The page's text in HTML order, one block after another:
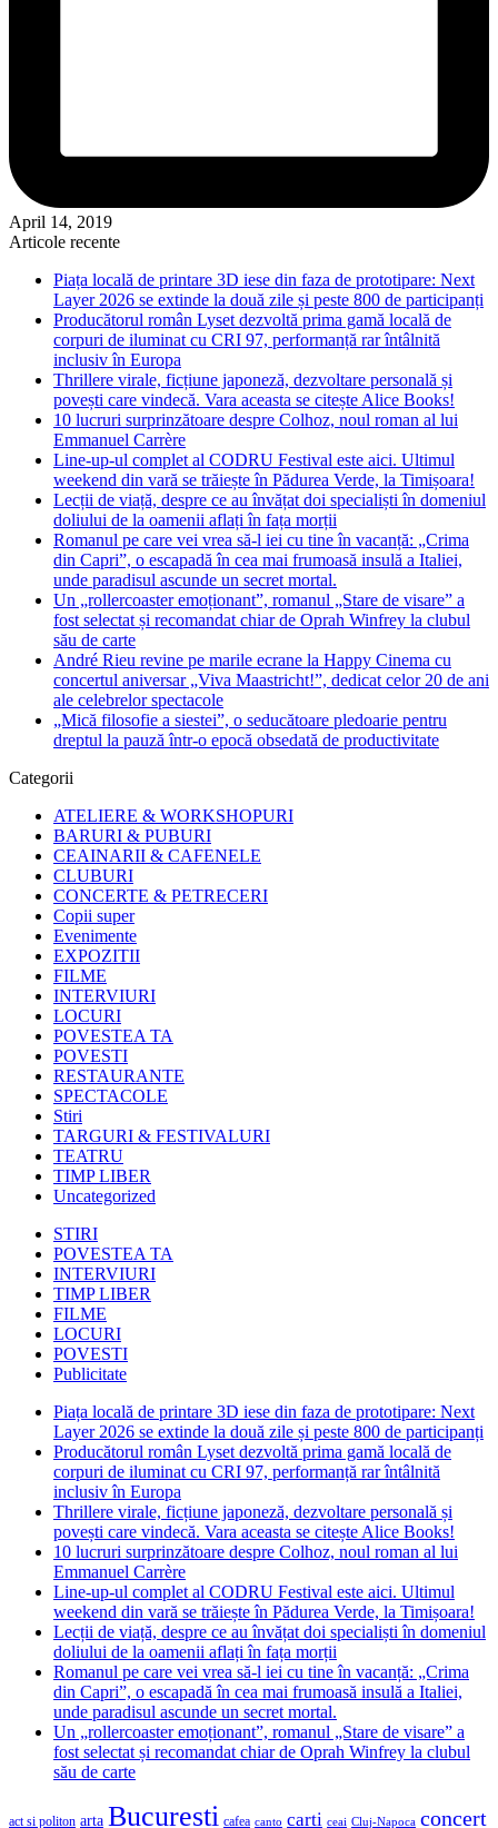
April 14, 2019
Articole recente
Piața locală de printare 3D iese din faza de prototipare: Next
Layer 2026 se extinde la două zile și peste 800 de participanți
Producătorul român Lyset dezvoltă prima gamă locală de
corpuri de iluminat cu CRI 97, performanță rar întâlnită
inclusiv în Europa
Thrillere virale, ficțiune japoneză, dezvoltare personală și
povești care vindecă. Vara aceasta se citește Alice Books!
10 lucruri surprinzătoare despre Colhoz, noul roman al lui
Emmanuel Carrère
Line-up-ul complet al CODRU Festival este aici. Ultimul
weekend din vară se trăiește în Pădurea Verde, la Timișoara!
Lecții de viață, despre ce au învățat doi specialiști în domeniul
doliului de la oamenii aflați în fața morții
Romanul pe care vei vrea să-l iei cu tine în vacanță: „Crima
din Capri”, o escapadă în cea mai frumoasă insulă a Italiei,
unde paradisul ascunde un secret mortal.
Un „rollercoaster emoționant”, romanul „Stare de visare” a
fost selectat și recomandat chiar de Oprah Winfrey la clubul
său de carte
André Rieu revine pe marile ecrane la Happy Cinema cu
concertul aniversar „Viva Maastricht!”, dedicat celor 20 de ani
ale celebrelor spectacole
„Mică filosofie a siestei”, o seducătoare pledoarie pentru
dreptul la pauză într-o epocă obsedată de productivitate
Categorii
ATELIERE & WORKSHOPURI
BARURI & PUBURI
CEAINARII & CAFENELE
CLUBURI
CONCERTE & PETRECERI
Copii super
Evenimente
EXPOZITII
FILME
INTERVIURI
LOCURI
POVESTEA TA
POVESTI
RESTAURANTE
SPECTACOLE
Stiri
TARGURI & FESTIVALURI
TEATRU
TIMP LIBER
Uncategorized
STIRI
POVESTEA TA
INTERVIURI
TIMP LIBER
FILME
LOCURI
POVESTI
Publicitate
Piața locală de printare 3D iese din faza de prototipare: Next
Layer 2026 se extinde la două zile și peste 800 de participanți
Producătorul român Lyset dezvoltă prima gamă locală de
corpuri de iluminat cu CRI 97, performanță rar întâlnită
inclusiv în Europa
Thrillere virale, ficțiune japoneză, dezvoltare personală și
povești care vindecă. Vara aceasta se citește Alice Books!
10 lucruri surprinzătoare despre Colhoz, noul roman al lui
Emmanuel Carrère
Line-up-ul complet al CODRU Festival este aici. Ultimul
weekend din vară se trăiește în Pădurea Verde, la Timișoara!
Lecții de viață, despre ce au învățat doi specialiști în domeniul
doliului de la oamenii aflați în fața morții
Romanul pe care vei vrea să-l iei cu tine în vacanță: „Crima
din Capri”, o escapadă în cea mai frumoasă insulă a Italiei,
unde paradisul ascunde un secret mortal.
Un „rollercoaster emoționant”, romanul „Stare de visare” a
fost selectat și recomandat chiar de Oprah Winfrey la clubul
său de carte
act si politon arta Bucuresti cafea canto carti ceai Cluj-Napoca concert